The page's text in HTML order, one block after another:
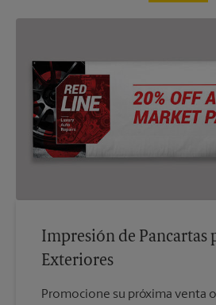
Impresión de Pancartas
Exteriores
Promocione su próxima venta